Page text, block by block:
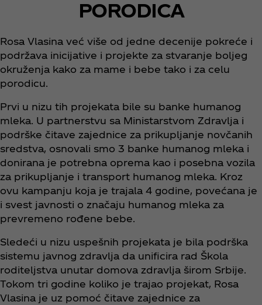
PORODICA
Rosa Vlasina već više od jedne decenije pokreće i
podržava inicijative i projekte za stvaranje boljeg
okruženja kako za mame i bebe tako i za celu
porodicu.
Prvi u nizu tih projekata bile su banke humanog
mleka. U partnerstvu sa Ministarstvom Zdravlja i
podrške čitave zajednice za prikupljanje novčanih
sredstva, osnovali smo 3 banke humanog mleka i
donirana je potrebna oprema kao i posebna vozila
za prikupljanje i transport humanog mleka. Kroz
ovu kampanju koja je trajala 4 godine, povećana je
i svest javnosti o značaju humanog mleka za
prevremeno rođene bebe.
Sledeći u nizu uspešnih projekata je bila podrška
sistemu javnog zdravlja da unificira rad Škola
roditeljstva unutar domova zdravlja širom Srbije.
Tokom tri godine koliko je trajao projekat, Rosa
Vlasina je uz pomoć čitave zajednice za